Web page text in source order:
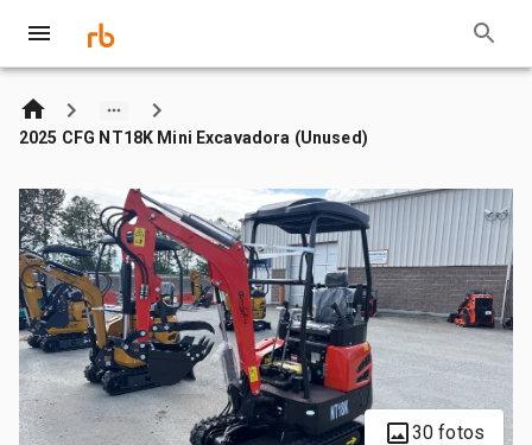
2025 CFG NT18K Mini Excavadora (Unused)
30 fotos